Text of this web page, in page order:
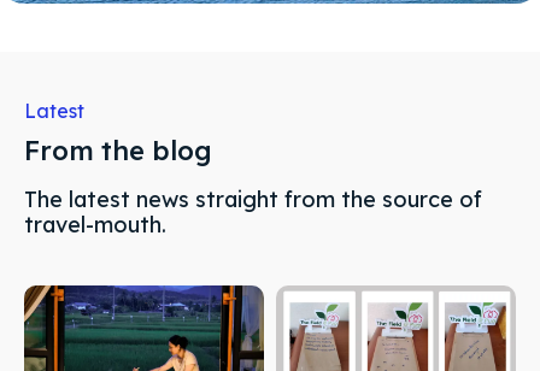
Latest
From the blog
The latest news straight from the source of
travel-mouth.